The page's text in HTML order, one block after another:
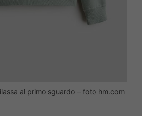
al primo sguardo – foto hm.com